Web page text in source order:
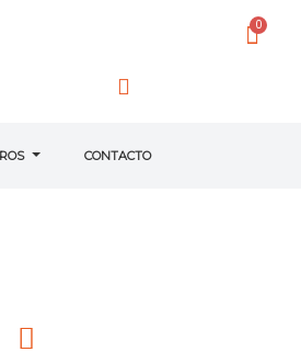
CONTACTO